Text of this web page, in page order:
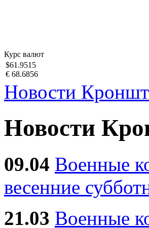
Курс валют
$61.9515
€ 68.6856
Новости
Новости
09.04 Военные
весенние
21.03 Военные